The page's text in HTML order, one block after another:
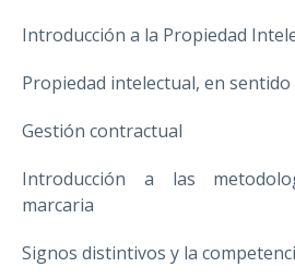
Introducción a la Propiedad
Propiedad intelectual, en
Gestión contractual
Introducción a las
marcaria
Signos distintivos y la